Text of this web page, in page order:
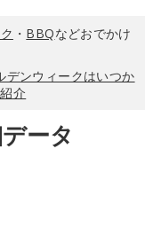
・ BBQなどおでかけ
デンウィークはいつか
介
ータ